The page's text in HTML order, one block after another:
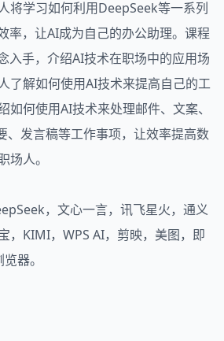
将学习如何利用DeepSeek等一系列
率，让AI成为自己的办公助理。课程
入手，介绍AI技术在职场中的应用场
了解如何使用AI技术来提高自己的工
如何使用AI技术来处理邮件、文案、
、发言稿等工作事项，让效率提高数
场人。
，文心一言，讯飞星火，通义
，KIMI，WPS AI，剪映，美图，即
器。